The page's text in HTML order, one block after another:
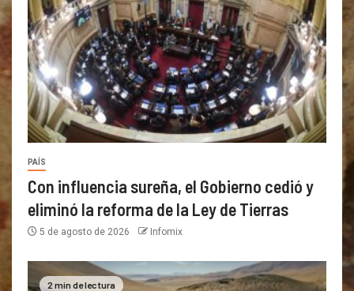
PAÍS
Con influencia sureña, el Gobierno cedió y
eliminó la reforma de la Ley de Tierras
5 de agosto de 2026 Infomix
2 min de lectura